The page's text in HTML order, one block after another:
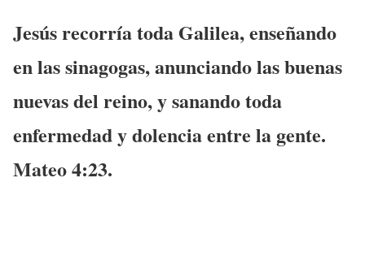
Jesús recorría toda Galilea, enseñando
en las sinagogas, anunciando las buenas
nuevas del reino, y sanando toda
enfermedad y dolencia entre la gente.
Mateo 4:23.